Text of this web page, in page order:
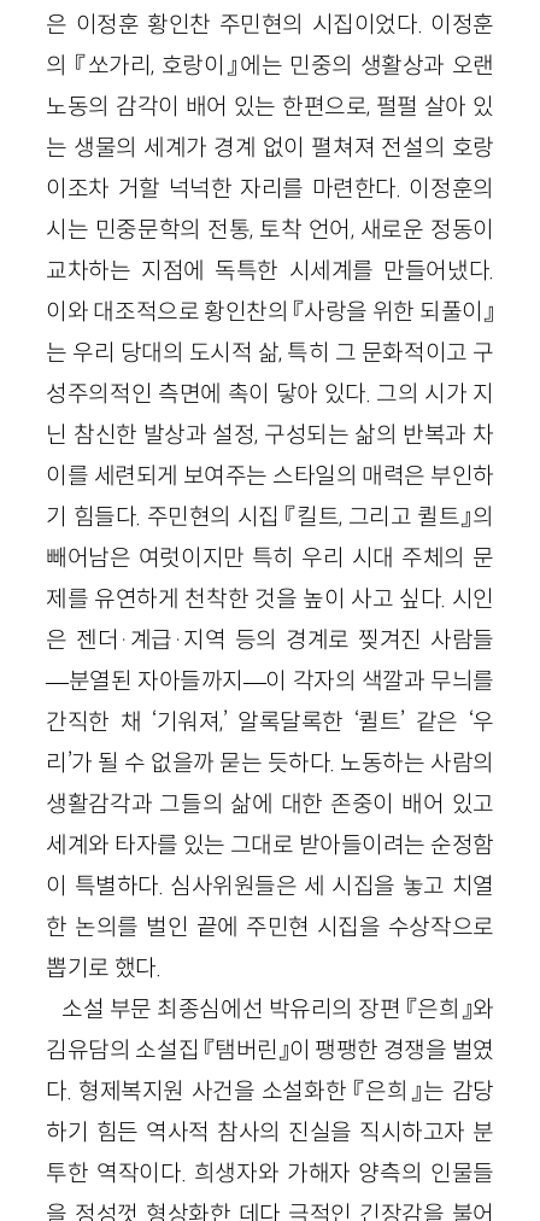
은 이정훈 황인찬 주민현의 시집이었다. 이정훈
의 『쏘가리, 호랑이』에는 민중의 생활상과 오랜
노동의 감각이 배어 있는 한편으로, 펄펄 살아 있
는 생물의 세계가 경계 없이 펼쳐져 전설의 호랑
이조차 거할 넉넉한 자리를 마련한다. 이정훈의
시는 민중문학의 전통, 토착 언어, 새로운 정동이
교차하는 지점에 독특한 시세계를 만들어냈다.
이와 대조적으로 황인찬의 『사랑을 위한 되풀이』
는 우리 당대의 도시적 삶, 특히 그 문화적이고 구
성주의적인 측면에 촉이 닿아 있다. 그의 시가 지
닌 참신한 발상과 설정, 구성되는 삶의 반복과 차
이를 세련되게 보여주는 스타일의 매력은 부인하
기 힘들다. 주민현의 시집 『킬트, 그리고 퀼트』의
빼어남은 여럿이지만 특히 우리 시대 주체의 문
제를 유연하게 천착한 것을 높이 사고 싶다. 시인
은 젠더·계급·지역 등의 경계로 찢겨진 사람들
—분열된 자아들까지—이 각자의 색깔과 무늬를
간직한 채 ‘기워져,’ 알록달록한 ‘퀼트’ 같은 ‘우
리’가 될 수 없을까 묻는 듯하다. 노동하는 사람의
생활감각과 그들의 삶에 대한 존중이 배어 있고
세계와 타자를 있는 그대로 받아들이려는 순정함
이 특별하다. 심사위원들은 세 시집을 놓고 치열
한 논의를 벌인 끝에 주민현 시집을 수상작으로
뽑기로 했다.
소설 부문 최종심에선 박유리의 장편 『은희』와
김유담의 소설집 『탬버린』이 팽팽한 경쟁을 벌였
다. 형제복지원 사건을 소설화한 『은희』는 감당
하기 힘든 역사적 참사의 진실을 직시하고자 분
투한 역작이다. 희생자와 가해자 양측의 인물들
을 정성껏 형상화한 데다 극적인 긴장감을 불어